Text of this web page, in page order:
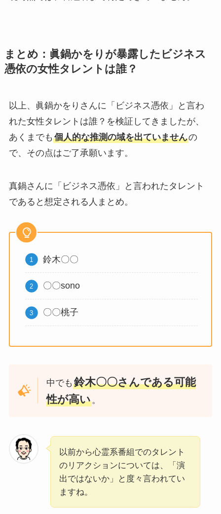
まとめ：眞鍋かをりが暴露したビジネス
憑依の女性タレントは誰？
以上、眞鍋かをりさんに「ビジネス憑依」と言わ
れた女性タレントは誰？を検証してきましたが、
あくまでも 個人的な推測の域を出ていませんの
で、その点はご了承願います。
真鍋さんに「ビジネス憑依」と言われたタレント
であると想定される人まとめ。
鈴木〇〇
〇〇sono
〇〇桃子
中でも鈴木〇〇さんである可能
性が高い。
以前から心霊系番組でのタレント
のリアクションについては、「演
出ではないか」と度々言われてい
ますね。